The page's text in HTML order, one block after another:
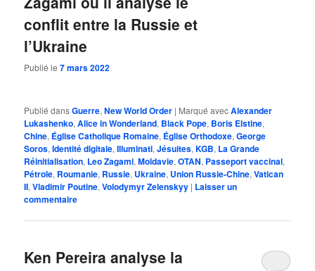
conflit entre la Russie et
l’Ukraine
Publié le7 mars 2022
Publié dansGuerre,New World Order | Marqué avecAlexander
Lukashenko,Alice in Wonderland, Black Pope, Boris Elstine,
Chine, Église Catholique Romaine, Église Orthodoxe,George
Soros,Identité digitale,Illuminati,Jésuites,KGB, La Grande
Réinitialisation, Leo Zagami,Moldavie,OTAN, Passeport vaccinal,
Pétrole, Roumanie, Russie, Ukraine, Union Russie-Chine,Vatican
II,Vladimir Poutine,Volodymyr Zelenskyy | Laisser un
commentaire
Ken Pereira analyse la